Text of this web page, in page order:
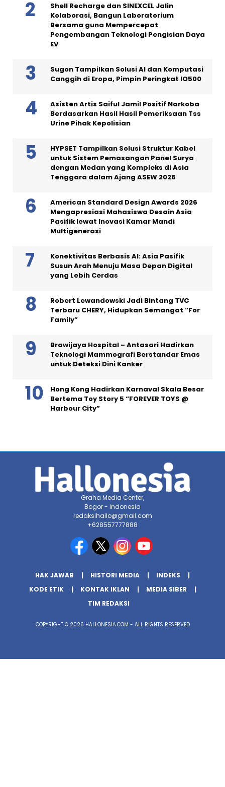
Shell Recharge dan SINEXCEL Jalin
Kolaborasi, Bangun Laboratorium
Bersama guna Mempercepat
Pengembangan Teknologi Pengisian Daya
EV
Sugon Tampilkan Solusi AI dan Komputasi
Canggih di Eropa, Pimpin Peringkat IO500
Asisten Artis Saiful Jamil Positif Narkoba
Berdasarkan Hasil Hasil Pemeriksaan Tss
Urine Pihak Kepolisian
HYPSET Tampilkan Solusi Struktur Kabel
untuk Sistem Pemasangan Panel Surya
dengan Medan yang Kompleks di Asia
Tenggara dalam Ajang ASEW 2026
American Standard Design Awards 2026
Mengapresiasi Mahasiswa Desain Asia
Pasifik lewat Inovasi Kamar Mandi
Multigenerasi
Konektivitas Berbasis AI: Asia Pasifik
Susun Arah Menuju Masa Depan Digital
yang Lebih Cerdas
Robert Lewandowski Jadi Bintang TVC
Terbaru CHERY, Hidupkan Semangat “For
Family”
Brawijaya Hospital – Antasari Hadirkan
Teknologi Mammografi Berstandar Emas
untuk Deteksi Dini Kanker
Hong Kong Hadirkan Karnaval Skala Besar
Bertema Toy Story 5 “FOREVER TOYS @
Harbour City”
Graha Media Center,
Bogor - Indonesia
redaksihallo@gmail.com
+628557777888
HAK JAWAB HISTORI MEDIA
INDEKS
KODE ETIK
KONTAK IKLAN
MEDIA SIBER
TIM REDAKSI
COPYRIGHT © 2026 HALLONESIA.COM - ALL RIGHTS RESERVED